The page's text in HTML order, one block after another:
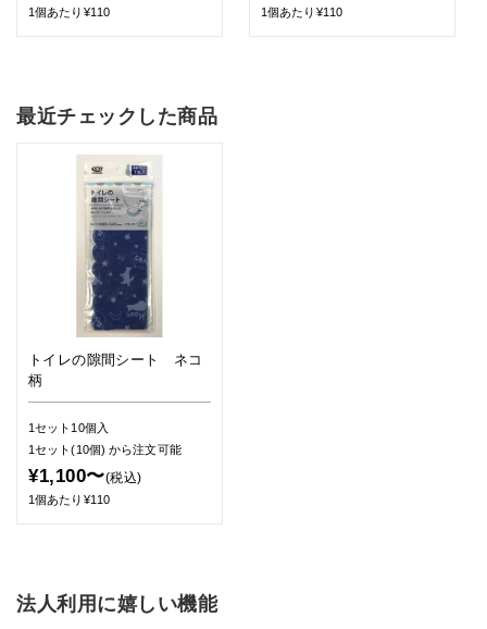
1個あたり¥110 1個あたり¥110
最近チェックした商品
トイレの隙間シート ネコ
柄
1セット10個入
1セット(10個)から注文可能
¥1,100〜(税込)
1個あたり¥110
法人利用に嬉しい機能